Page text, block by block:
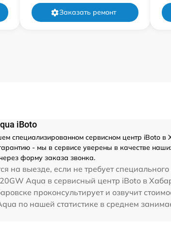
Заказать ремонт
iBoto
специализированном сервисном центр iBoto
- мы в сервисе уверены в качестве
форму заказа звонка.
на выезде, если не требует
Aqua в сервисный центр iBoto в
проконсультирует и озвучит
по нашей статистике в среднем